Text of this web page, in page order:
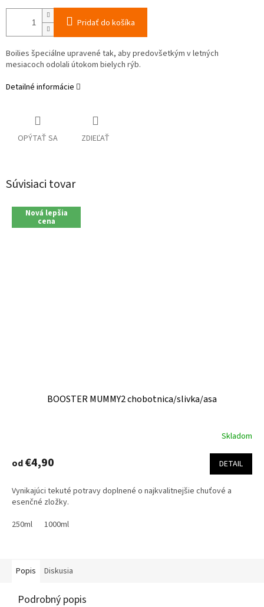
Pridať do košíka
Boilies špeciálne upravené tak, aby predovšetkým v letných
mesiacoch odolali útokom bielych rýb.
Detailné informácie
OPÝTAŤ SA ZDIEĽAŤ
Súvisiaci tovar
Nová lepšia
cena
BOOSTER MUMMY2 chobotnica/slivka/asa
Skladom
od€4,90 DETAIL
Vynikajúci tekuté potravy doplnené o najkvalitnejšie chuťové a
esenčné zložky.
250ml
1000ml
Popis Diskusia
Podrobný popis